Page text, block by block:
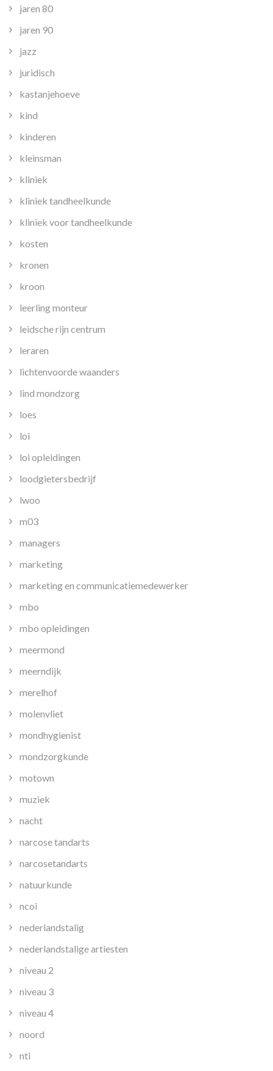
jaren 80
jaren 90
jazz
juridisch
kastanjehoeve
kind
kinderen
kleinsman
kliniek
kliniek tandheelkunde
kliniek voor tandheelkunde
kosten
kronen
kroon
leerling monteur
leidsche rijn centrum
leraren
lichtenvoorde waanders
lind mondzorg
loes
loi
loi opleidingen
loodgietersbedrijf
lwoo
m03
managers
marketing
marketing en communicatiemedewerker
mbo
mbo opleidingen
meermond
meerndijk
merelhof
molenvliet
mondhygienist
mondzorgkunde
motown
muziek
nacht
narcose tandarts
narcosetandarts
natuurkunde
ncoi
nederlandstalig
nederlandstalige artiesten
niveau 2
niveau 3
niveau 4
noord
nti